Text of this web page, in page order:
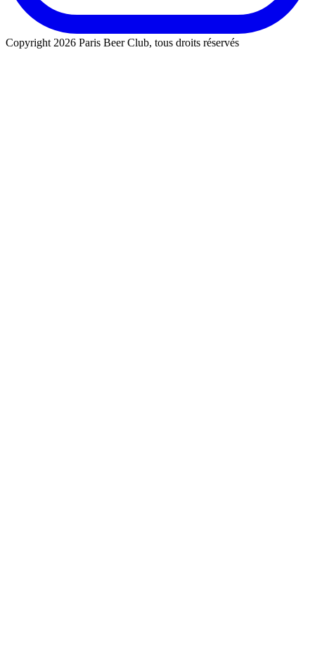
Copyright 2026 Paris Beer Club, tous droits réservés